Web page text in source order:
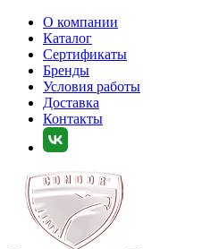
О компании
Каталог
Сертификаты
Бренды
Условия работы
Доставка
Контакты